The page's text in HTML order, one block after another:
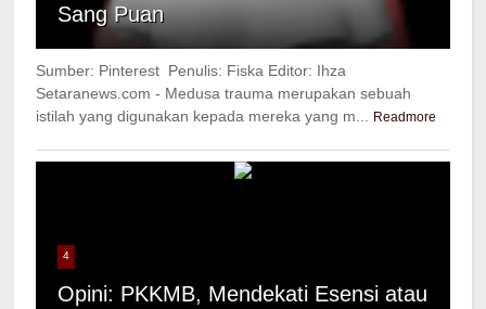
Sang Puan
Sumber: Pinterest Penulis: Fiska Editor: Ihza
Setaranews.com - Medusa trauma merupakan sebuah
istilah yang digunakan kepada mereka yang m...
Readmore
4
Opini: PKKMB, Mendekati Esensi atau